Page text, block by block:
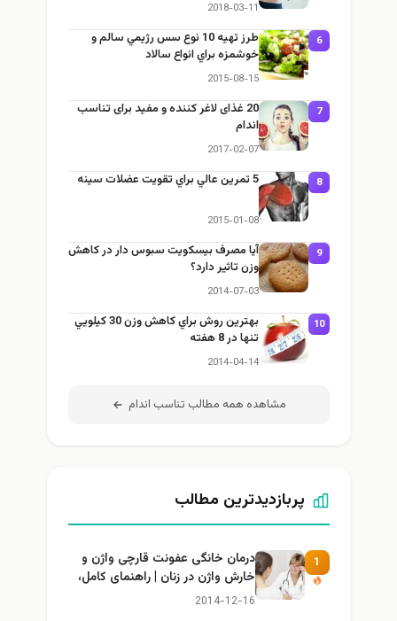
2018-03-11
طرز تهيه 10 نوع سس رژيمي سالم و
خوشمزه براي انواع سالاد
2015-08-15
20 غذای لاغر کننده و مفید برای تناسب
اندام
2017-02-07
5 تمرين عالي براي تقويت عضلات سينه
2015-01-08
آيا مصرف بيسكويت سبوس دار در كاهش
وزن تاثير دارد؟
2014-07-03
بهترين روش براي كاهش وزن 30 كيلويي
تنها در 8 هفته
2014-04-14
مشاهده همه مطالب تناسب اندام
پربازدیدترین مطالب
درمان خانگی عفونت قارچی واژن و
خارش واژن در زنان | راهنمای کامل،
ایمن و کاربردی
2014-12-16